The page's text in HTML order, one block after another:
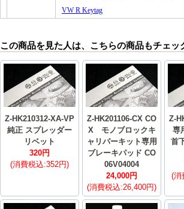
この商品を見た人は、こちらの商品もチェッ
Z-HK210312-XA-VP
純正 スプレッダー
リベット
320円
(消費税込:352円)
Z-HK201106-CX CO
X モノブロックキ
ャリパーキット専用
ブレーキパッド CO
06V04004
24,000円
(消費税込:26,400円)
Z-
専
首
(消